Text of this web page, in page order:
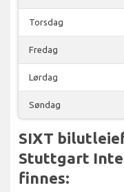
Torsdag
Fredag
Lørdag
Søndag
SIXT
Stuttgart
finnes: